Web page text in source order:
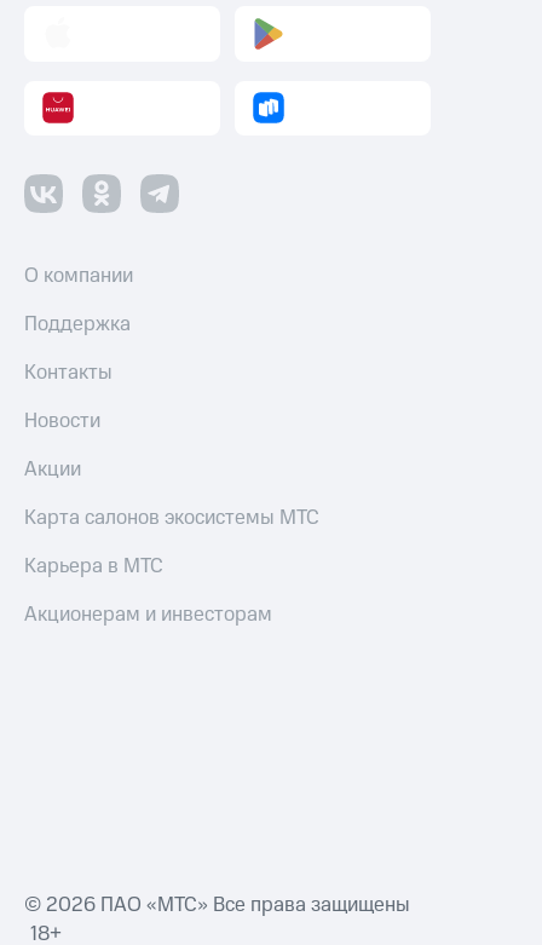
О компании
Поддержка
Контакты
Новости
Акции
Карта салонов экосистемы МТС
Карьера в МТС
Акционерам и инвесторам
© 2026 ПАО «МТС» Все права защищены
18+